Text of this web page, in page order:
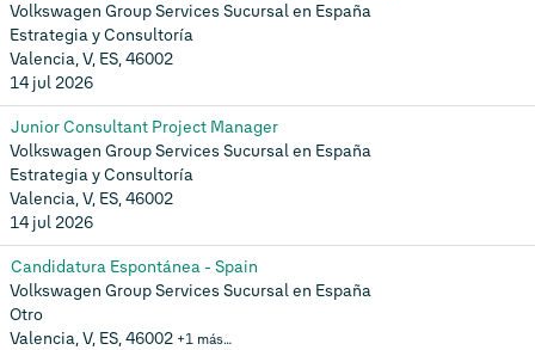
Volkswagen Group Services Sucursal en España
Estrategia y Consultoría
Valencia, V, ES, 46002
14 jul 2026
Junior Consultant Project Manager
Volkswagen Group Services Sucursal en España
Estrategia y Consultoría
Valencia, V, ES, 46002
14 jul 2026
Candidatura Espontánea - Spain
Volkswagen Group Services Sucursal en España
Otro
Valencia, V, ES, 46002 +1 más…